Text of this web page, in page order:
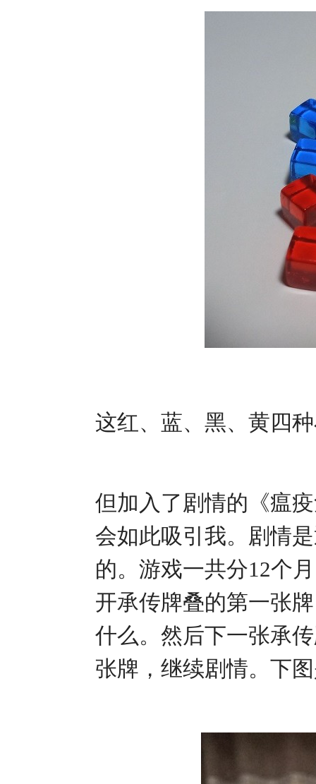
这红、蓝、黑、黄四
但加入了剧情的《瘟
会如此吸引我。剧情
的。游戏一共分12个
开承传牌叠的第一张
什么。然后下一张承
张牌，继续剧情。下